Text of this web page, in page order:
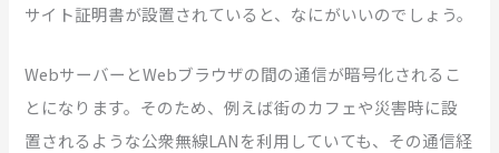
サイト証明書が設置されていると、なにがいいのでしょう。
WebサーバーとWebブラウザの間の通信が暗号化されるこ
とになります。そのため、例えば街のカフェや災害時に設
置されるような公衆無線LANを利用していても、その通信経